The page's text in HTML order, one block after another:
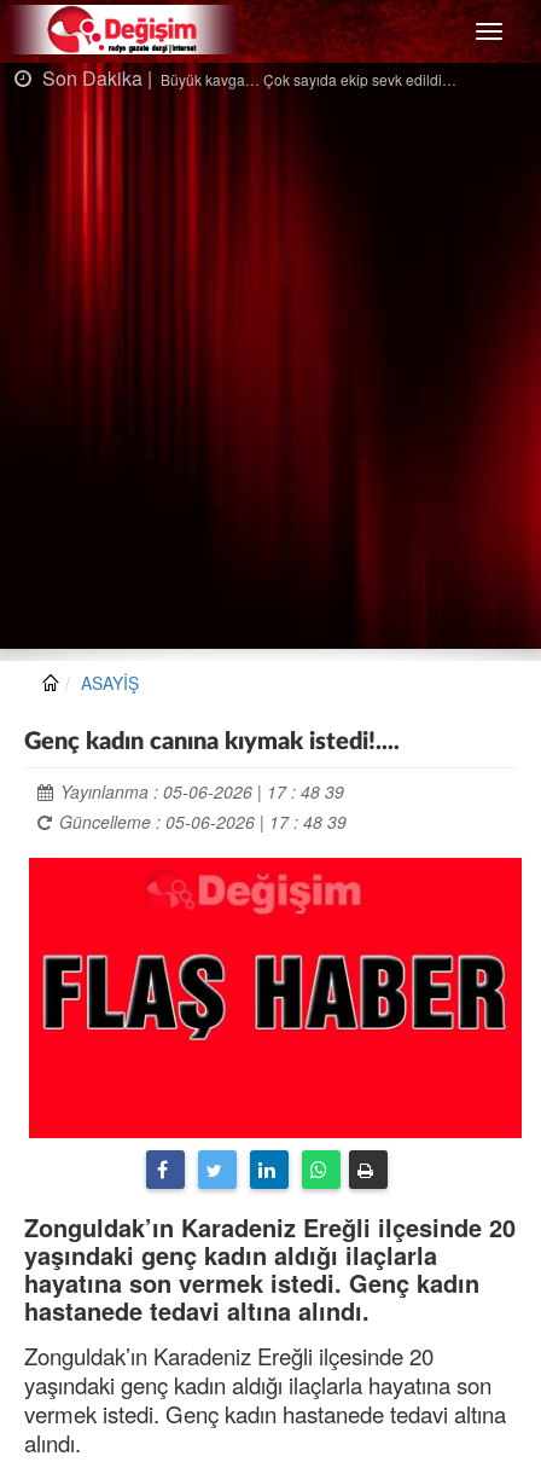
Menü
Son Dakika |Ağaçtan düştü…
ASAYİŞ
Genç kadın canına kıymak istedi!....
Yayınlanma : 05-06-2026 | 17 : 48 39
Güncelleme : 05-06-2026 | 17 : 48 39
Zonguldak’ın Karadeniz Ereğli ilçesinde 20
yaşındaki genç kadın aldığı ilaçlarla
hayatına son vermek istedi. Genç kadın
hastanede tedavi altına alındı.
Zonguldak’ın Karadeniz Ereğli ilçesinde 20
yaşındaki genç kadın aldığı ilaçlarla hayatına son
vermek istedi. Genç kadın hastanede tedavi altına
alındı.